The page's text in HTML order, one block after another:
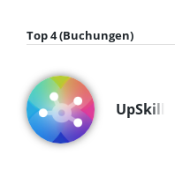
Top 4 (Buchungen)
UpSkill